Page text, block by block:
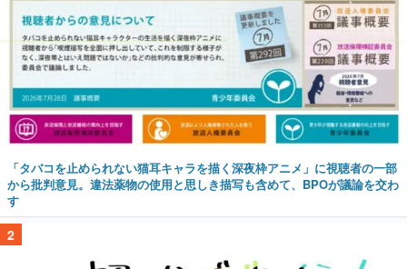
「タバコを止められない猫耳キャラを描く深夜枠アニメ」に視聴者の一部
から批判意見。違法薬物の使用と思しき描写も含めて、BPOが議論を交わ
す
2